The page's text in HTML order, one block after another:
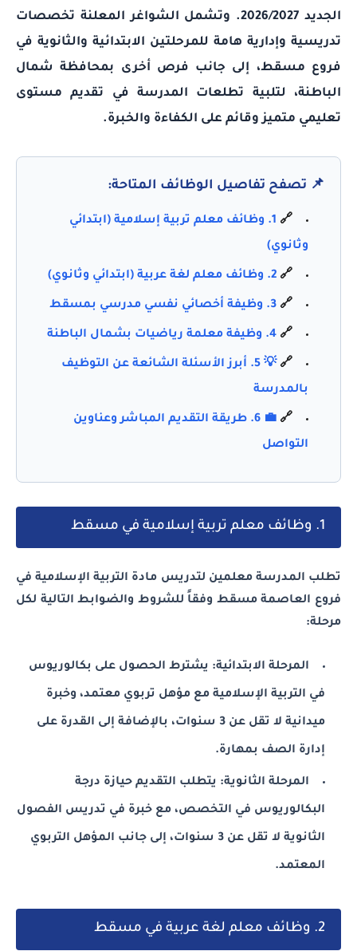
الجديد 2026/2027. وتشمل الشواغر المعلنة تخصصات
تدريسية وإدارية هامة للمرحلتين الابتدائية والثانوية في
فروع مسقط، إلى جانب فرص أخرى بمحافظة شمال
الباطنة، لتلبية تطلعات المدرسة في تقديم مستوى
تعليمي متميز وقائم على الكفاءة والخبرة.
📌 تصفح تفاصيل الوظائف المتاحة:
🔗
1. وظائف معلم تربية إسلامية (ابتدائي
وثانوي)
🔗 2. وظائف معلم لغة عربية (ابتدائي وثانوي)
🔗 3. وظيفة أخصائي نفسي مدرسي بمسقط
🔗 4. وظيفة معلمة رياضيات بشمال الباطنة
🔗
💡 5. أبرز الأسئلة الشائعة عن التوظيف
بالمدرسة
🔗
💼 6. طريقة التقديم المباشر وعناوين
التواصل
1. وظائف معلم تربية إسلامية في مسقط
تطلب المدرسة معلمين لتدريس مادة التربية الإسلامية في
فروع العاصمة مسقط وفقاً للشروط والضوابط التالية لكل
مرحلة:
المرحلة الابتدائية: يشترط الحصول على بكالوريوس
في التربية الإسلامية مع مؤهل تربوي معتمد، وخبرة
ميدانية لا تقل عن 3 سنوات، بالإضافة إلى القدرة على
إدارة الصف بمهارة.
المرحلة الثانوية: يتطلب التقديم حيازة درجة
البكالوريوس في التخصص، مع خبرة في تدريس الفصول
الثانوية لا تقل عن 3 سنوات، إلى جانب المؤهل التربوي
المعتمد.
2. وظائف معلم لغة عربية في مسقط